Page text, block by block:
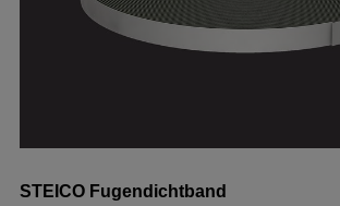
STEICO Fugendichtband